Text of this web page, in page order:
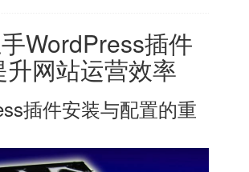
WordPress插件
升网站运营效率
插件安装与配置的重